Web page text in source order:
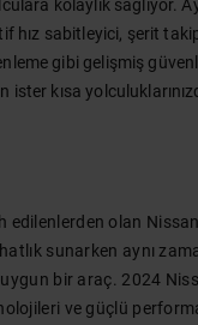
kolaylık sağlıyor.
hız sabitleyici, şerit
gibi gelişmiş
ister kısa
edilenlerden olan
sunarken aynı
bir araç. 2024
ve güçlü